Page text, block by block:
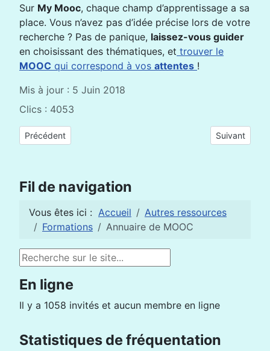
Sur My Mooc, chaque champ d’apprentissage a sa
place. Vous n’avez pas d’idée précise lors de votre
recherche ? Pas de panique, laissez-vous guider
en choisissant des thématiques, et trouver le
MOOC qui correspond à vos attentes !
Mis à jour : 5 Juin 2018
Clics : 4053
Article précédent : Enrichir Mutuellement sa Pratique
Précédent Article
Suivant
Fil de navigation
Vous êtes ici : Accueil
Autres ressources
Formations
Annuaire de MOOC
Rechercher
En ligne
Il y a 1058 invités et aucun membre en ligne
Statistiques de fréquentation